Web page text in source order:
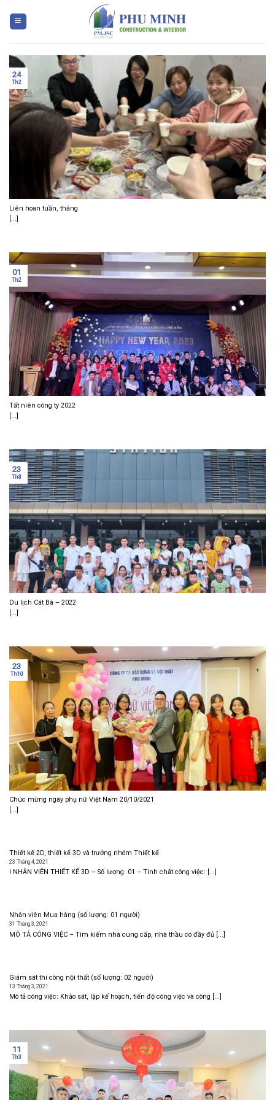
content
Liên hoan tuần, tháng
[...]
24
Th2
Tất niên công ty 2022
[...]
01
Th2
Du lịch Cát Bà – 2022
[...]
23
Th8
Chúc mừng ngày phụ nữ Việt Nam 20/10/2021
[...]
23
Th10
Thiết kế 2D, thiết kế 3D và trưởng nhóm Thiết kế
23 Tháng 4, 2021
I NHÂN VIÊN THIẾT KẾ 3D – Số lượng: 01 – Tính chất công việc: [...]
Nhân viên Mua hàng (số lượng: 01 người)
31 Tháng 3, 2021
MÔ TẢ CÔNG VIỆC – Tìm kiếm nhà cung cấp, nhà thầu có đầy đủ [...]
Giám sát thi công nội thất (số lượng: 02 người)
13 Tháng 3, 2021
Mô tả công việc: Khảo sát, lập kế hoạch, tiến độ công việc và công [...]
11
Th3